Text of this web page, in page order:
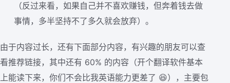
（反过来看，如果自己并不喜欢赚钱，但奔着钱去做
事情，多半坚持不了多久就会放弃）。
由于内容过长，还有下面部分内容，有兴趣的朋友可以查
看推荐链接，其中还有 60% 的内容（开个翻译软件基本
上能读下来，你们不会比我英语能力更差了 😆），主要包